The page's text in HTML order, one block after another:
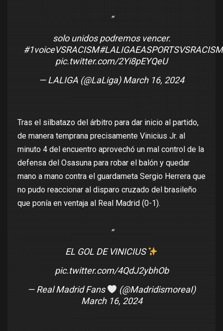
solo unidos podremos vencer.
#1voiceVSRACISM#LALIGAEASPORTSVSRACISM
pic.twitter.com/2Yi8pEYQeU
— LALIGA (@LaLiga)March 16, 2024
Tras el silbatazo del árbitro para dar inicio al partido,
de manera temprana precisamente Vinicius Jr. al
minuto 4 del encuentro aprovechó un mal control de la
defensa del Osasuna para robar el balón y quedar
mano a mano contra el guardameta Sergio Herrera que
no pudo reaccionar al disparo cruzado del brasileño
que ponía en ventaja al Real Madrid (0-1).
EL GOL DE VINICIUS
pic.twitter.com/4QdJ2ybhOb
— Real Madrid Fans
(@MadridismoreaI)
March 16, 2024